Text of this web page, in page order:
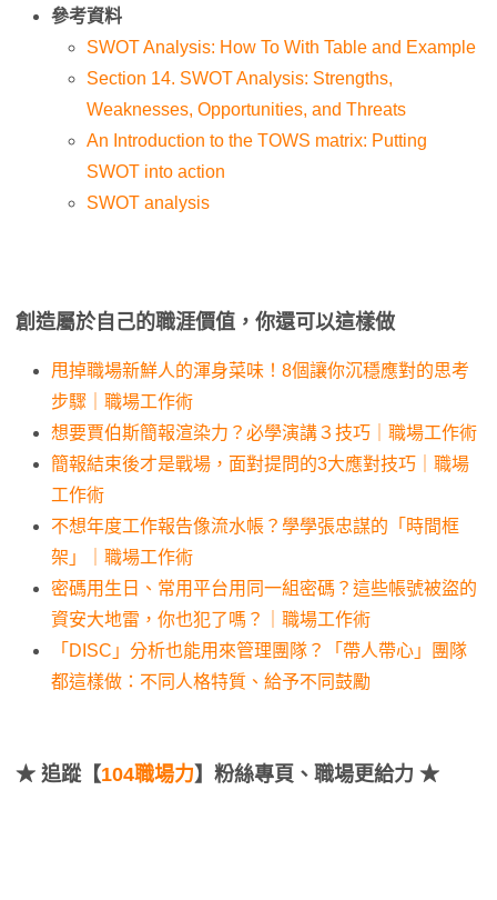
參考資料
SWOT Analysis: How To With Table and Example
Section 14. SWOT Analysis: Strengths,
Weaknesses, Opportunities, and Threats
An Introduction to the TOWS matrix: Putting
SWOT into action
SWOT analysis
創造屬於自己的職涯價值，你還可以這樣做
甩掉職場新鮮人的渾身菜味！8個讓你沉穩應對的思考
步驟｜職場工作術
想要賈伯斯簡報渲染力？必學演講３技巧｜職場工作術
簡報結束後才是戰場，面對提問的3大應對技巧｜職場
工作術
不想年度工作報告像流水帳？學學張忠謀的「時間框
架」｜職場工作術
密碼用生日、常用平台用同一組密碼？這些帳號被盜的
資安大地雷，你也犯了嗎？｜職場工作術
「DISC」分析也能用來管理團隊？「帶人帶心」團隊
都這樣做：不同人格特質、給予不同鼓勵
★ 追蹤【104職場力】粉絲專頁、職場更給力 ★